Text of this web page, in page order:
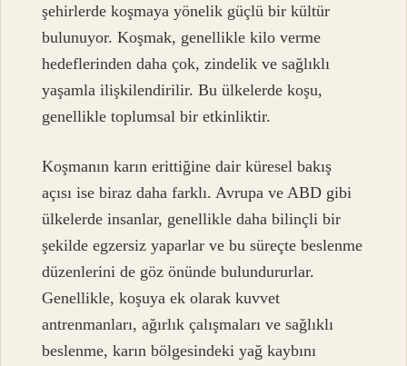
şehirlerde koşmaya yönelik güçlü bir kültür
bulunuyor. Koşmak, genellikle kilo verme
hedeflerinden daha çok, zindelik ve sağlıklı
yaşamla ilişkilendirilir. Bu ülkelerde koşu,
genellikle toplumsal bir etkinliktir.
Koşmanın karın erittiğine dair küresel bakış
açısı ise biraz daha farklı. Avrupa ve ABD gibi
ülkelerde insanlar, genellikle daha bilinçli bir
şekilde egzersiz yaparlar ve bu süreçte beslenme
düzenlerini de göz önünde bulundururlar.
Genellikle, koşuya ek olarak kuvvet
antrenmanları, ağırlık çalışmaları ve sağlıklı
beslenme, karın bölgesindeki yağ kaybını